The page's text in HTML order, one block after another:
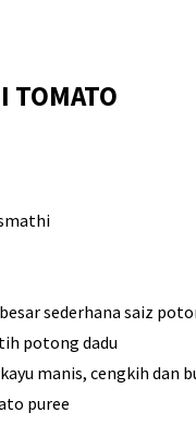
TOMATO
sederhana saiz
potong dadu
manis, cengkih dan
puree